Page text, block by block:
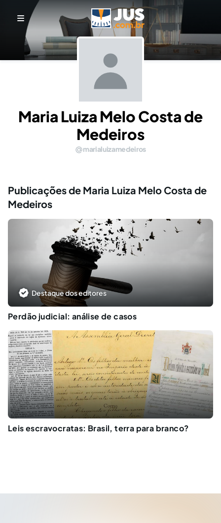
Maria Luiza Melo Costa de
Medeiros
marialuizamedeiros
Publicações de Maria Luiza Melo Costa de
Medeiros
Destaque dos editores
Perdão judicial: análise de casos
Leis escravocratas: Brasil, terra para branco?